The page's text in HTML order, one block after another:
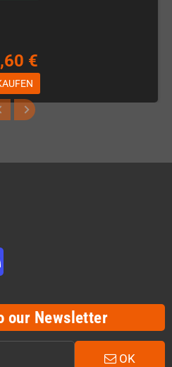
€
our Newsletter
OK